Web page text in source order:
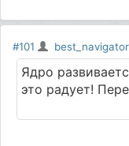
#101 best_navigator
Ядро
это радует!